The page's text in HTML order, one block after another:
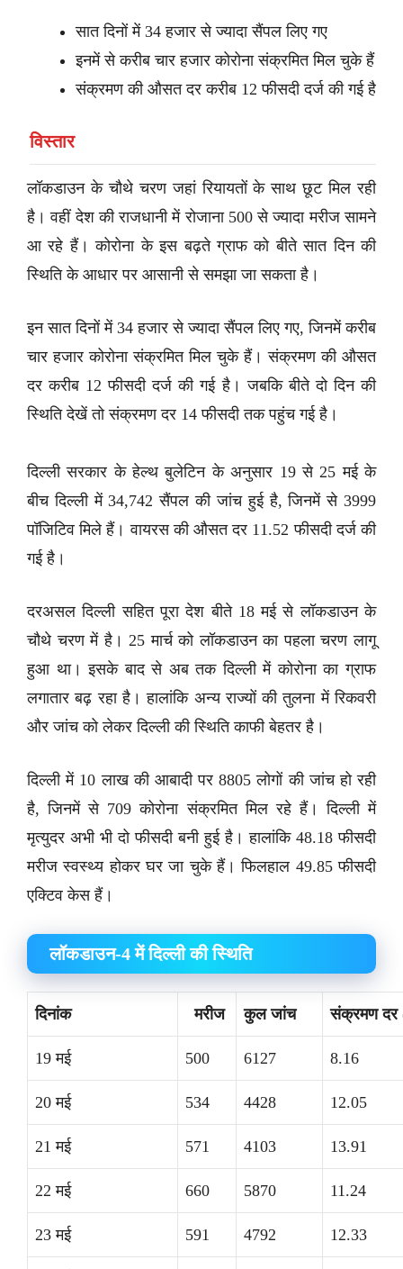
सात दिनों में 34 हजार से ज्यादा सैंपल लिए गए
इनमें से करीब चार हजार कोरोना संक्रमित मिल चुके हैं
संक्रमण की औसत दर करीब 12 फीसदी दर्ज की गई है
विस्तार
लॉकडाउन के चौथे चरण जहां रियायतों के साथ छूट मिल रही
है। वहीं देश की राजधानी में रोजाना 500 से ज्यादा मरीज सामने
आ रहे हैं। कोरोना के इस बढ़ते ग्राफ को बीते सात दिन की
स्थिति के आधार पर आसानी से समझा जा सकता है।
इन सात दिनों में 34 हजार से ज्यादा सैंपल लिए गए, जिनमें करीब
चार हजार कोरोना संक्रमित मिल चुके हैं। संक्रमण की औसत
दर करीब 12 फीसदी दर्ज की गई है। जबकि बीते दो दिन की
स्थिति देखें तो संक्रमण दर 14 फीसदी तक पहुंच गई है।
दिल्ली सरकार के हेल्थ बुलेटिन के अनुसार 19 से 25 मई के
बीच दिल्ली में 34,742 सैंपल की जांच हुई है, जिनमें से 3999
पॉजिटिव मिले हैं। वायरस की औसत दर 11.52 फीसदी दर्ज की
गई है।
दरअसल दिल्ली सहित पूरा देश बीते 18 मई से लॉकडाउन के
चौथे चरण में है। 25 मार्च को लॉकडाउन का पहला चरण लागू
हुआ था। इसके बाद से अब तक दिल्ली में कोरोना का ग्राफ
लगातार बढ़ रहा है। हालांकि अन्य राज्यों की तुलना में रिकवरी
और जांच को लेकर दिल्ली की स्थिति काफी बेहतर है।
दिल्ली में 10 लाख की आबादी पर 8805 लोगों की जांच हो रही
है, जिनमें से 709 कोरोना संक्रमित मिल रहे हैं। दिल्ली में
मृत्युदर अभी भी दो फीसदी बनी हुई है। हालांकि 48.18 फीसदी
मरीज स्वस्थ्य होकर घर जा चुके हैं। फिलहाल 49.85 फीसदी
एक्टिव केस हैं।
लॉकडाउन-4 में दिल्ली की स्थिति
दिनांक मरीज कुल जांच संक्रमण दर
19 मई 500 6127 8.16
20 मई 534 4428 12.05
21 मई 571 4103 13.91
22 मई 660 5870 11.24
23 मई 591 4792 12.33